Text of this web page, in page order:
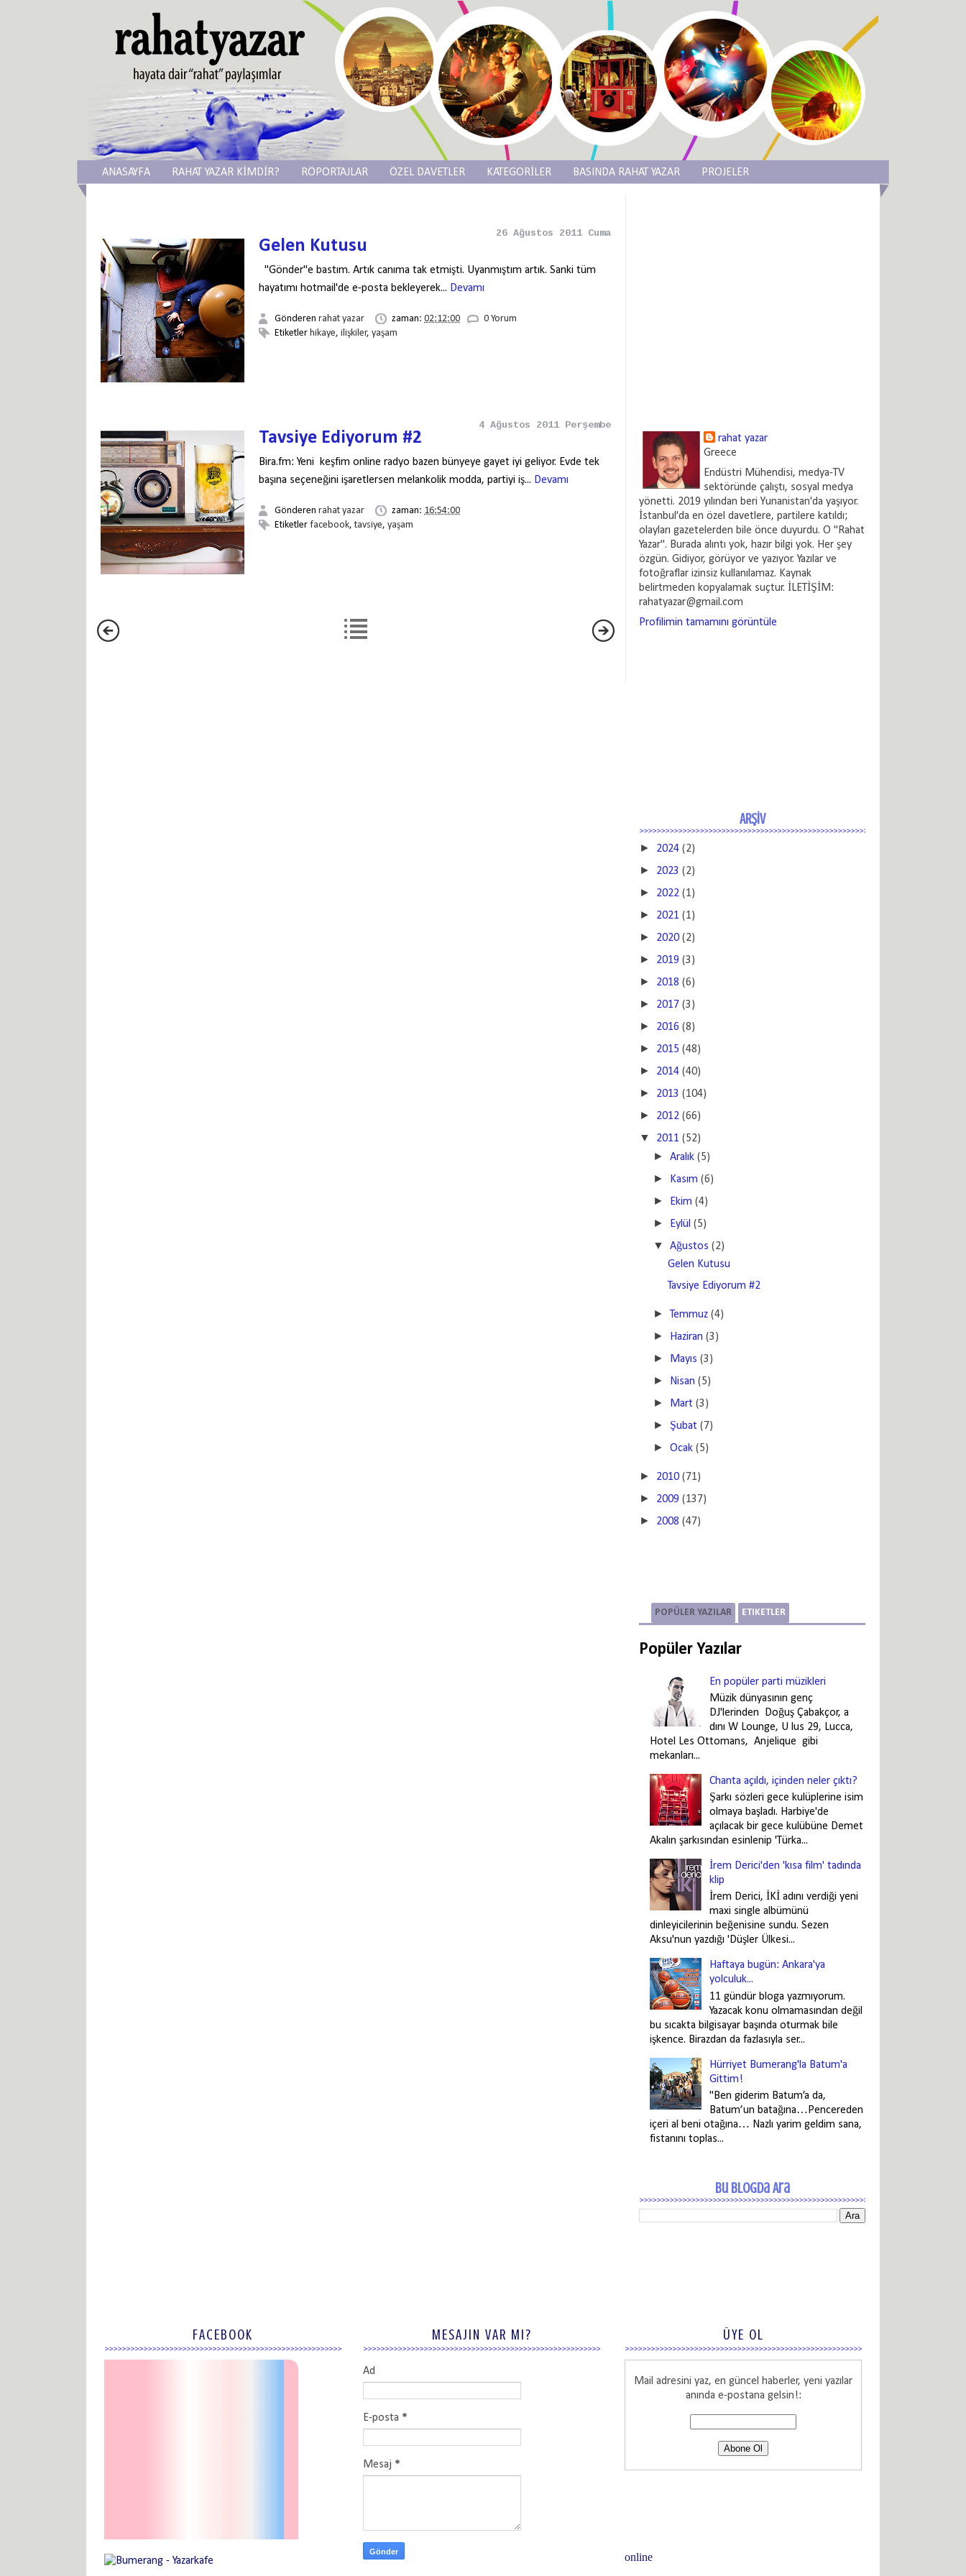
ANASAYFA RAHAT YAZAR KİMDİR? RÖPORTAJLAR ÖZEL DAVETLER KATEGORİLER BASINDA RAHAT YAZAR PROJELER
26 Ağustos 2011 Cuma
Gelen Kutusu
"Gönder"e bastım. Artık canıma tak etmişti. Uyanmıştım artık. Sanki tüm
hayatımı hotmail'de e-posta bekleyerek... Devamı
Gönderen rahat yazar zaman: 02:12:00
0 Yorum
Etiketler hikaye, ilişkiler, yaşam
4 Ağustos 2011 Perşembe
Tavsiye Ediyorum #2
Bira.fm: Yeni keşfim online radyo bazen bünyeye gayet iyi geliyor. Evde tek
başına seçeneğini işaretlersen melankolik modda, partiyi iş... Devamı
Gönderen rahat yazar zaman: 16:54:00
Etiketler facebook,tavsiye, yaşam
rahat yazar
Greece
Endüstri Mühendisi, medya-TV
sektöründe çalıştı, sosyal medya
yönetti. 2019 yılından beri Yunanistan'da yaşıyor.
İstanbul'da en özel davetlere, partilere katıldı;
olayları gazetelerden bile önce duyurdu. O "Rahat
Yazar". Burada alıntı yok, hazır bilgi yok. Her şey
özgün. Gidiyor, görüyor ve yazıyor. Yazılar ve
fotoğraflar izinsiz kullanılamaz. Kaynak
belirtmeden kopyalamak suçtur. İLETİŞİM:
rahatyazar@gmail.com
Profilimin tamamını görüntüle
ARŞİV
► 2024 (2)
► 2023 (2)
► 2022 (1)
► 2021 (1)
► 2020 (2)
► 2019 (3)
► 2018 (6)
► 2017 (3)
► 2016 (8)
► 2015 (48)
► 2014 (40)
► 2013 (104)
► 2012 (66)
▼ 2011 (52)
►Aralık (5)
► Kasım (6)
► Ekim (4)
► Eylül (5)
▼ Ağustos (2)
Gelen Kutusu
Tavsiye Ediyorum #2
►Temmuz (4)
► Haziran (3)
► Mayıs (3)
► Nisan (5)
► Mart (3)
► Şubat (7)
►Ocak (5)
► 2010 (71)
► 2009 (137)
► 2008 (47)
POPÜLER YAZILAR ETIKETLER
Popüler Yazılar
En popüler parti müzikleri
Müzik dünyasının genç
DJ'lerinden Doğuş Çabakçor, a
dını W Lounge, U lus 29, Lucca,
Hotel Les Ottomans, Anjelique gibi
mekanları...
Chanta açıldı, içinden neler çıktı?
Şarkı sözleri gece kulüplerine isim
olmaya başladı. Harbiye'de
açılacak bir gece kulübüne Demet
Akalın şarkısından esinlenip 'Türka...
İrem Derici'den 'kısa film' tadında
klip
İrem Derici, İKİ adını verdiği yeni
maxi single albümünü
dinleyicilerinin beğenisine sundu. Sezen
Aksu'nun yazdığı 'Düşler Ülkesi...
Haftaya bugün: Ankara'ya
yolculuk...
11 gündür bloga yazmıyorum.
Yazacak konu olmamasından değil
bu sıcakta bilgisayar başında oturmak bile
işkence. Birazdan da fazlasıyla ser...
Hürriyet Bumerang'la Batum'a
Gittim!
"Ben giderim Batum’a da,
Batum’un batağına…Pencereden
içeri al beni otağına… Nazlı yarim geldim sana,
fistanını toplas...
Bu Blogda Ara
FACEBOOK MESAJIN VAR MI?
Ad
E-posta *
Mesaj *
ÜYE OL
Mail adresini yaz, en güncel haberler, yeni yazılar
anında e-postana gelsin!:
online